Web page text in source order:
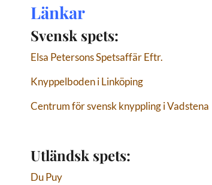
Länkar
Svensk spets:
Elsa Petersons Spetsaffär Eftr.
Knyppelboden i Linköping
Centrum för svensk knyppling i Vadstena
Utländsk spets:
Du Puy